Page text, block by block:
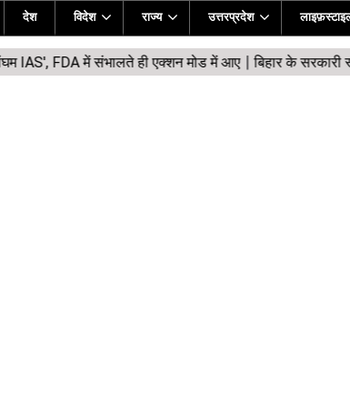
देश विदेश राज्य उत्तरप्रदेश